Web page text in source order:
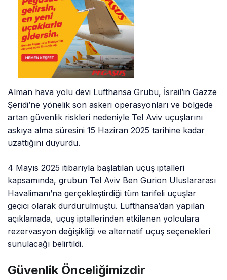
Alman hava yolu devi Lufthansa Grubu, İsrail’in Gazze
Şeridi’ne yönelik son askeri operasyonları ve bölgede
artan güvenlik riskleri nedeniyle Tel Aviv uçuşlarını
askıya alma süresini 15 Haziran 2025 tarihine kadar
uzattığını duyurdu.
4 Mayıs 2025 itibarıyla başlatılan uçuş iptalleri
kapsamında, grubun Tel Aviv Ben Gurion Uluslararası
Havalimanı’na gerçekleştirdiği tüm tarifeli uçuşlar
geçici olarak durdurulmuştu. Lufthansa’dan yapılan
açıklamada, uçuş iptallerinden etkilenen yolculara
rezervasyon değişikliği ve alternatif uçuş seçenekleri
sunulacağı belirtildi.
Güvenlik Önceliğimizdir